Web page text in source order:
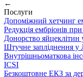
←
Послуги
Допоміжний хетчинг
Редукція ембріонів при
Донорство яйцеклітин
Штучне запліднення у
Внутрішньоматкова
ICSI
Безкоштовне ЕКЗ за